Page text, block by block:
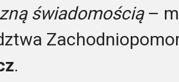
świadomością–
.